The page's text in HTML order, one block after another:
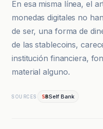
En esa misma línea, el
monedas digitales no
de ser, una forma de
de las stablecoins,
institución financiera,
material alguno.
SOURCES Self Bank